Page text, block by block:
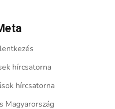
hírcsatorna
hírcsatorna
Magyarország